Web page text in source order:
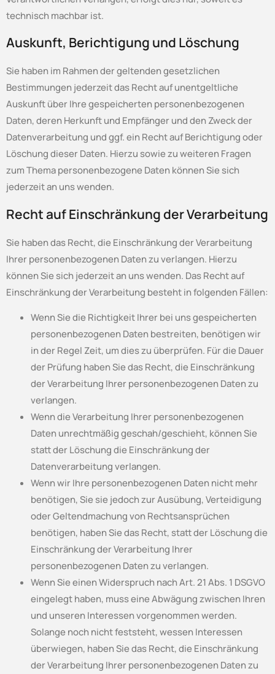
technisch machbar ist.
Auskunft, Berichtigung und Löschung
Sie haben im Rahmen der geltenden gesetzlichen
Bestimmungen jederzeit das Recht auf unentgeltliche
Auskunft über Ihre gespeicherten personenbezogenen
Daten, deren Herkunft und Empfänger und den Zweck der
Datenverarbeitung und ggf. ein Recht auf Berichtigung oder
Löschung dieser Daten. Hierzu sowie zu weiteren Fragen
zum Thema personenbezogene Daten können Sie sich
jederzeit an uns wenden.
Recht auf Einschränkung der Verarbeitung
Sie haben das Recht, die Einschränkung der Verarbeitung
Ihrer personenbezogenen Daten zu verlangen. Hierzu
können Sie sich jederzeit an uns wenden. Das Recht auf
Einschränkung der Verarbeitung besteht in folgenden Fällen:
Wenn Sie die Richtigkeit Ihrer bei uns gespeicherten
personenbezogenen Daten bestreiten, benötigen wir
in der Regel Zeit, um dies zu überprüfen. Für die Dauer
der Prüfung haben Sie das Recht, die Einschränkung
der Verarbeitung Ihrer personenbezogenen Daten zu
verlangen.
Wenn die Verarbeitung Ihrer personenbezogenen
Daten unrechtmäßig geschah/geschieht, können Sie
statt der Löschung die Einschränkung der
Datenverarbeitung verlangen.
Wenn wir Ihre personenbezogenen Daten nicht mehr
benötigen, Sie sie jedoch zur Ausübung, Verteidigung
oder Geltendmachung von Rechtsansprüchen
benötigen, haben Sie das Recht, statt der Löschung die
Einschränkung der Verarbeitung Ihrer
personenbezogenen Daten zu verlangen.
Wenn Sie einen Widerspruch nach Art. 21 Abs. 1 DSGVO
eingelegt haben, muss eine Abwägung zwischen Ihren
und unseren Interessen vorgenommen werden.
Solange noch nicht feststeht, wessen Interessen
überwiegen, haben Sie das Recht, die Einschränkung
der Verarbeitung Ihrer personenbezogenen Daten zu